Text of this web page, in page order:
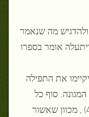
מה שנאמר
אומר בספרו
את התפילה
המגונה. סוף כל
דבר לשוב אל אללה " ( סורת העלייה לרגל:41) , מכוון שאשור